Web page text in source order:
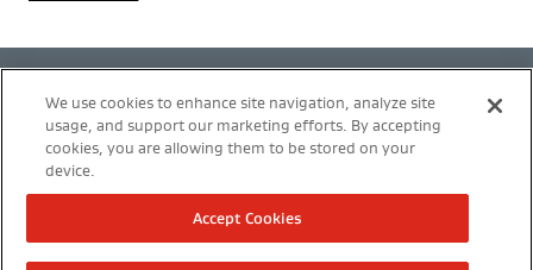
Politique de confidentialité
Gestion des cookies
Conditions d’utilisation
Mentions légales
We use cookies to enhance site navigation, analyze site
usage, and support our marketing efforts. By accepting
cookies, you are allowing them to be stored on your
device.
Accept Cookies